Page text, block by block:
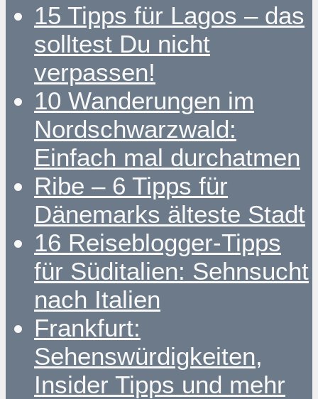
15 Tipps für Lagos – das
solltest Du nicht
verpassen!
10 Wanderungen im
Nordschwarzwald:
Einfach mal durchatmen
Ribe – 6 Tipps für
Dänemarks älteste Stadt
16 Reiseblogger-Tipps
für Süditalien: Sehnsucht
nach Italien
Frankfurt:
Sehenswürdigkeiten,
Insider Tipps und mehr